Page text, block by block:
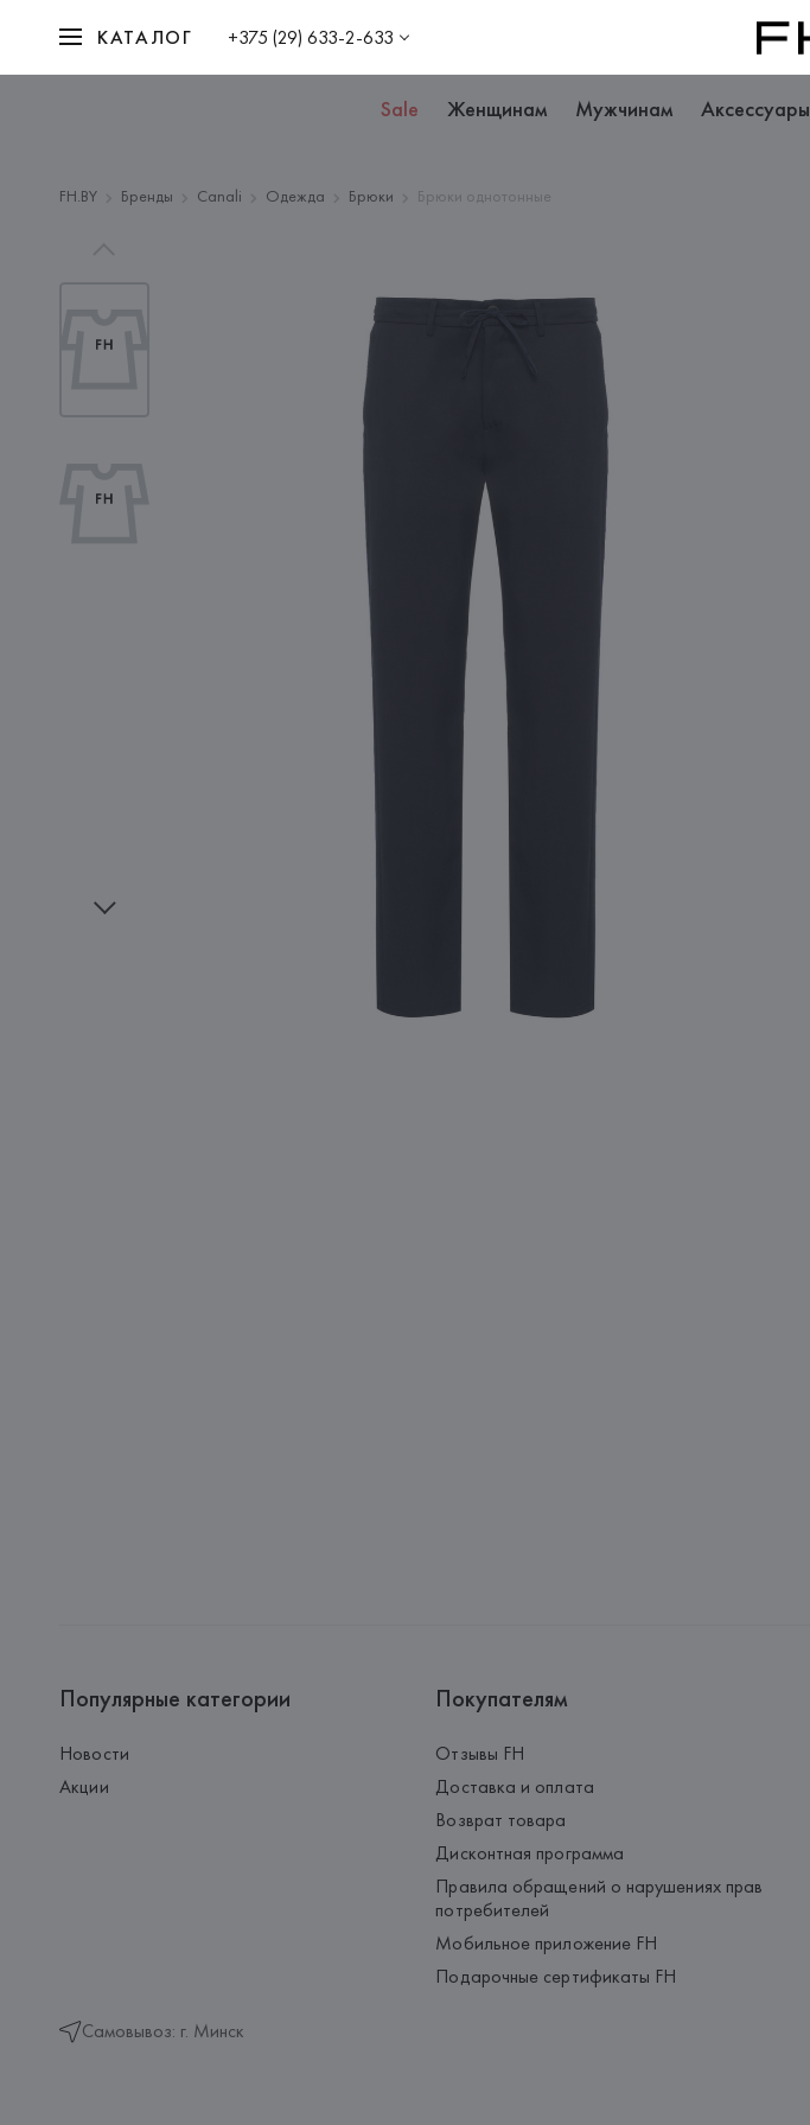
КАТАЛОГ +375 (29) 633-2-633
Sale Женщинам Мужчинам Аксессуары
FH.BY Бренды Canali Одежда Брюки Брюки однотонные
Популярные категории
Новости
Акции
Самовывоз: г. Минск
Покупателям
Отзывы FH
Доставка и оплата
Возврат товара
Дисконтная программа
Правила обращений о нарушениях прав
потребителей
Мобильное приложение FH
Подарочные сертификаты FH